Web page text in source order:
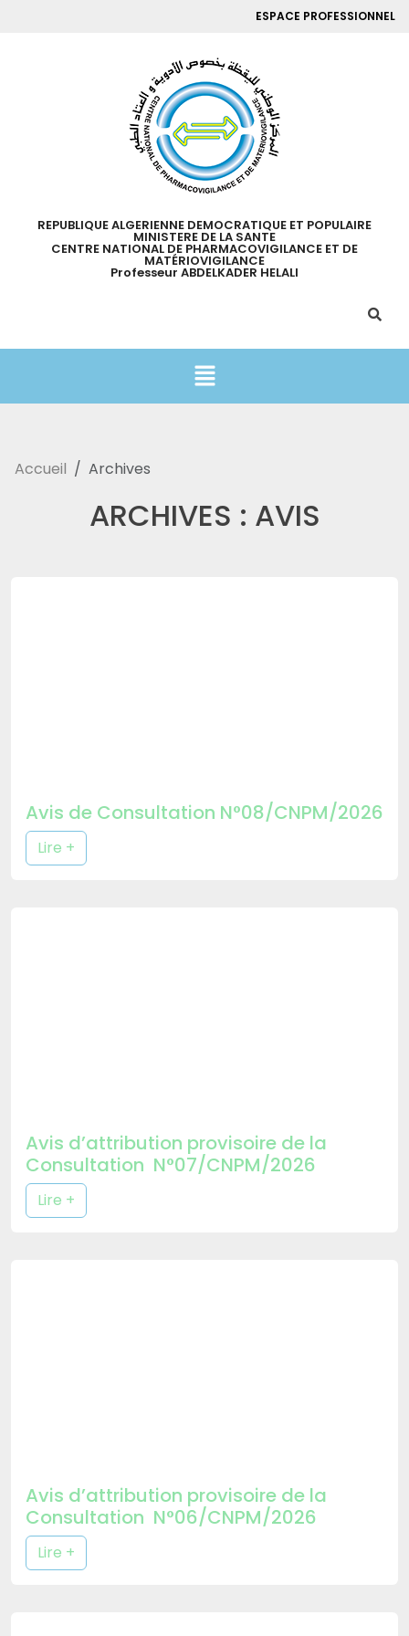
ESPACE PROFESSIONNEL
REPUBLIQUE ALGERIENNE DEMOCRATIQUE ET POPULAIRE
MINISTERE DE LA SANTE
CENTRE NATIONAL DE PHARMACOVIGILANCE ET DE
MATÉRIOVIGILANCE
Professeur ABDELKADER HELALI
Accueil Archives
ARCHIVES : AVIS
Avis de Consultation N°08/CNPM/2026
Lire +
Avis d’attribution provisoire de la
Consultation N°07/CNPM/2026
Lire +
Avis d’attribution provisoire de la
Consultation N°06/CNPM/2026
Lire +